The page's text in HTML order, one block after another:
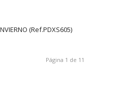
(Ref.PDXS605)
Página 1 de 11